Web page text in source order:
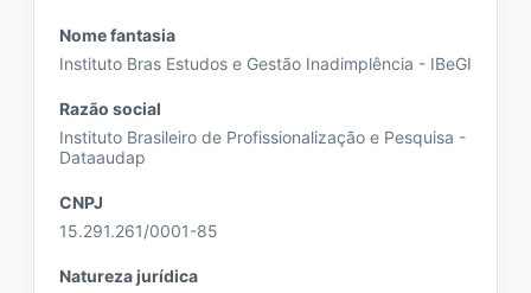
Nome fantasia
Instituto Bras Estudos e Gestão Inadimplência - IBeGI
Razão social
Instituto Brasileiro de Profissionalização e Pesquisa -
Dataaudap
CNPJ
15.291.261/0001-85
Natureza jurídica